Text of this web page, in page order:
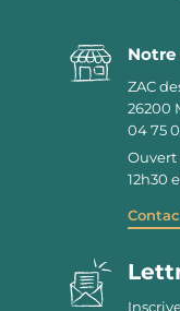
ZAC
26200
04 75
Ouvert
12h30